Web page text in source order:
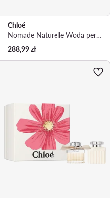
Chloé
Nomade Naturelle Woda perfumowana
288,99zł